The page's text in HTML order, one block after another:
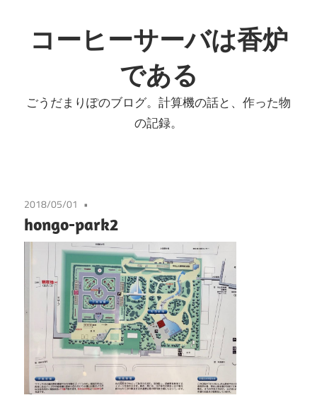
ン
テ
へ
コーヒーサーバは香炉
である
ごうだまりぽのブログ。計算機の話と、作った物
の記録。
2018/05/01
hongo-park2